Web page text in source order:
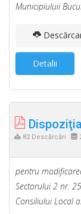
Municipiuluii
Detalii
82 Descărcări
pentru
Sectorului 2 nr.
Consiliului Local